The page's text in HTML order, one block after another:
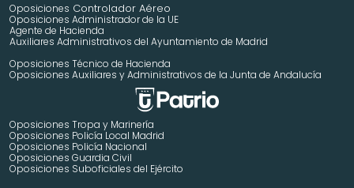
Oposiciones Controlador Aéreo
Oposiciones Administrador de la UE
Agente de Hacienda
Auxiliares Administrativos del Ayuntamiento de Madrid
Oposiciones Técnico de Hacienda
Oposiciones Auxiliares y Administrativos de la Junta de Andalucía
Oposiciones Tropa y Marinería
Oposiciones Policía Local Madrid
Oposiciones Policía Nacional
Oposiciones Guardia Civil
Oposiciones Suboficiales del Ejército